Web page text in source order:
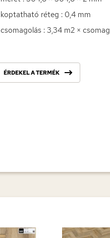
koptatható réteg : 0,4 mm
csomagolás : 3,34 m2 × csomag
ÉRDEKEL A TERMÉK